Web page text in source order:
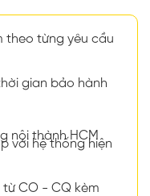
theo từng yêu cầu
gian bảo hành
nội thành HCM
với hệ thống hiện
từ CO - CQ kèm